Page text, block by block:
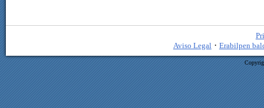
Aviso Legal · Erabilpen